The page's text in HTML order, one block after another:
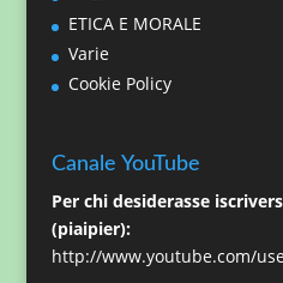
ETICA E MORALE
Varie
Cookie Policy
Canale YouTube
Per chi desiderasse
(piaipier):
http://www.youtube.com/